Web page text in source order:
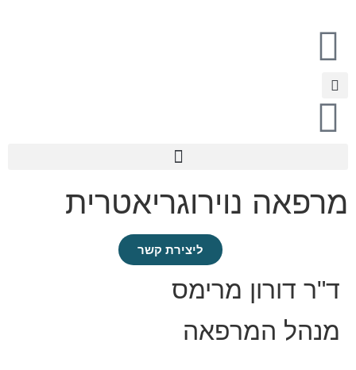
מרפאה נוירוגריאטרית
ד"ר דורון מרימס
מנהל המרפאה
ליצירת קשר